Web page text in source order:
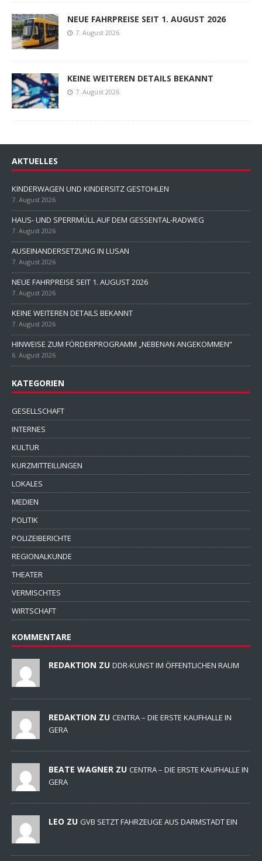
NEUE FAHRPREISE SEIT 1. AUGUST 2026
7. August 2026
KEINE WEITEREN DETAILS BEKANNT
7. August 2026
AKTUELLES
KINDERWAGEN UND KINDERSITZ GESTOHLEN
7. August 2026
HAUS- UND SPERRMÜLL AUF DEM GESSENTAL-RADWEG
7. August 2026
AUSEINANDERSETZUNG IN LUSAN
7. August 2026
NEUE FAHRPREISE SEIT 1. AUGUST 2026
7. August 2026
KEINE WEITEREN DETAILS BEKANNT
7. August 2026
HINWEISE ZUM FÖRDERPROGRAMM „NEBENAN ANGEKOMMEN“
6. August 2026
KATEGORIEN
GESELLSCHAFT
INTERNES
KULTUR
KURZMITTEILUNGEN
LOKALES
MEDIEN
POLITIK
POLIZEIBERICHTE
REGIONALKUNDE
THEATER
VERMISCHTES
WIRTSCHAFT
KOMMENTARE
REDAKTION ZU DDR-KUNST IM ÖFFENTLICHEN RAUM
REDAKTION ZU CENTRA – DIE ERSTE KAUFHALLE IN
GERA
BEATE WAGNER ZU CENTRA – DIE ERSTE KAUFHALLE IN
GERA
LEO ZU GVB SETZT FAHRZEUGE AUS DARMSTADT EIN